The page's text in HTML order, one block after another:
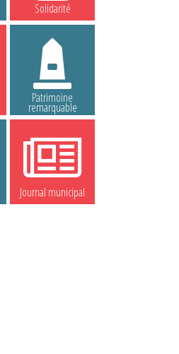
Solidarité
Patrimoine
remarquable
Journal municipal